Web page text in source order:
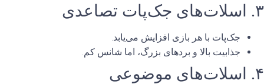
۳. اسلات‌های جک‌پات تصاعدی
جک‌پات با هر بازی افزایش می‌یابد.
جذابیت بالا و بردهای بزرگ، اما شانس کم.
۴. اسلات‌های موضوعی